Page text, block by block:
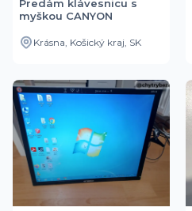
Predám klávesnicu s
myškou CANYON
Krásna, Košický kraj, SK